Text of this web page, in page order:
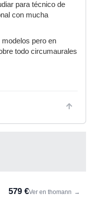
para técnico de
con mucha
pero en
todo circumaurales
579 €Ver en thomann →